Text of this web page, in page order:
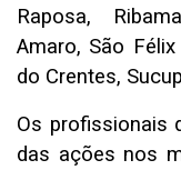
Raposa,
Amaro, São
do Crentes,
Os profissionais
das ações nos